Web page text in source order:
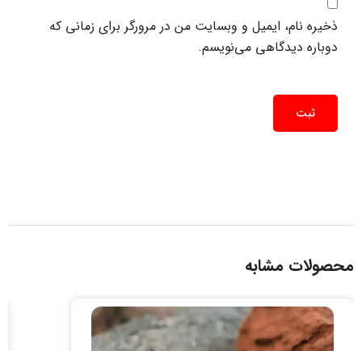
ذخیره نام، ایمیل و وبسایت من در مرورگر برای زمانی که
دوباره دیدگاهی می‌نویسم.
محصولات مشابه